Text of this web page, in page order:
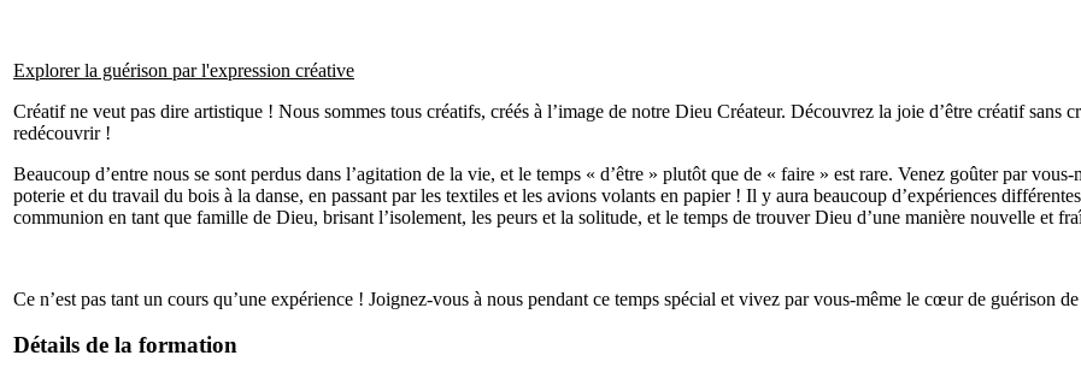
Explorer la guérison par l'expression créative
Créatif ne veut pas dire artistique ! Nous sommes tous créatifs, créés à l’image de notre Dieu Créateur. Découvrez la joie d’être créatif sans
redécouvrir !
Beaucoup d’entre nous se sont perdus dans l’agitation de la vie, et le temps « d’être » plutôt que de « faire » est rare. Venez goûter par
poterie et du travail du bois à la danse, en passant par les textiles et les avions volants en papier ! Il y aura beaucoup d’expériences
communion en tant que famille de Dieu, brisant l’isolement, les peurs et la solitude, et le temps de trouver Dieu d’une manière nouvelle et
Ce n’est pas tant un cours qu’une expérience ! Joignez-vous à nous pendant ce temps spécial et vivez par vous-même le cœur de guérison
Détails de la formation